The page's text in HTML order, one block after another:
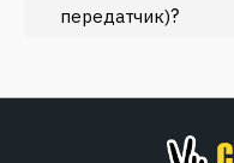
Эфириум
передатчик)?